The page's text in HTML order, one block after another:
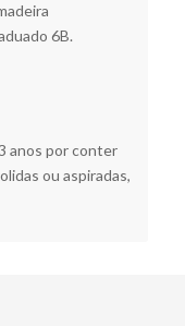
6B.
anos por conter
ou aspiradas,